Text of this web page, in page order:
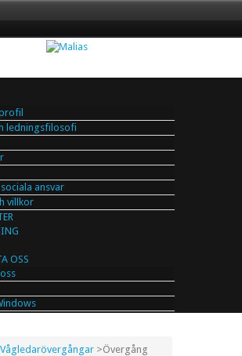
ledningsfilosofi
ansvar
villkor
OSS
>Övergång